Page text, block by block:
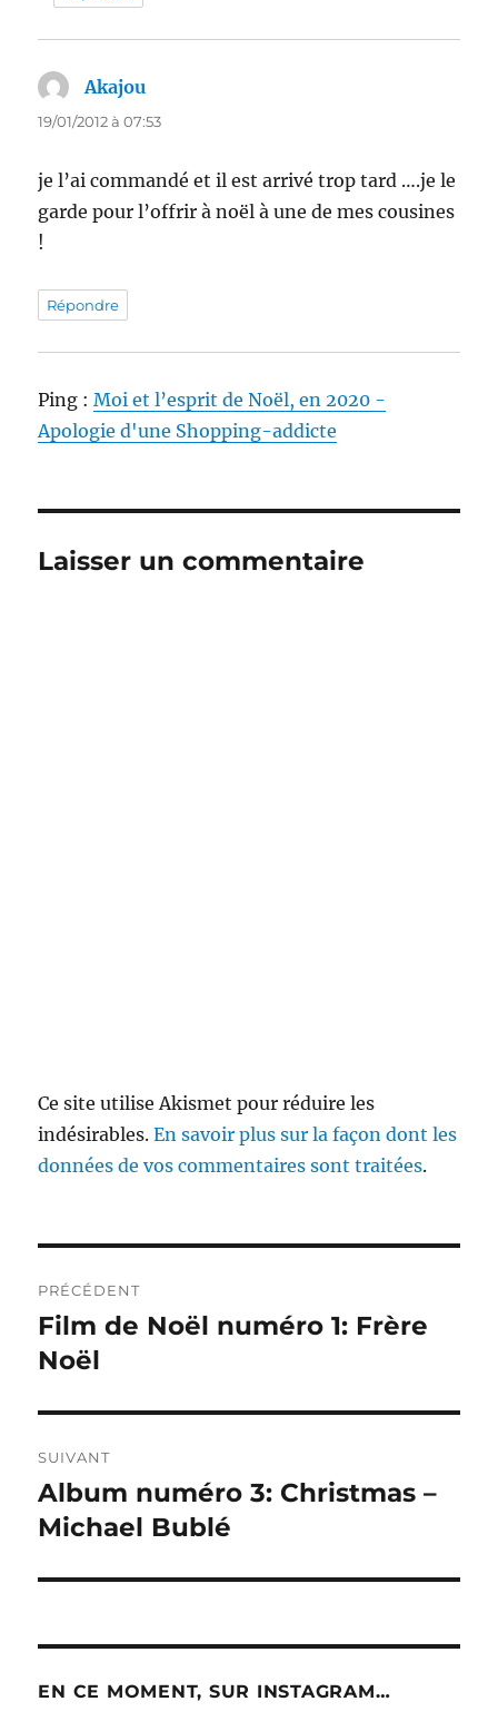
Akajou
19/01/2012 à 07:53
je l’ai commandé et il est arrivé trop tard ….je le
garde pour l’offrir à noël à une de mes cousines
!
Répondre
Ping :Moi et l’esprit de Noël, en 2020 -
Apologie d'une Shopping-addicte
Laisser un commentaire
Ce site utilise Akismet pour réduire les
indésirables.En savoir plus sur la façon dont les
données de vos commentaires sont traitées.
de
l’article
PRÉCÉDENT
Publication
précédente :
Film de Noël numéro 1: Frère
Noël
SUIVANT
Publication
suivante :
Album numéro 3: Christmas –
Michael Bublé
EN CE MOMENT, SUR INSTAGRAM…